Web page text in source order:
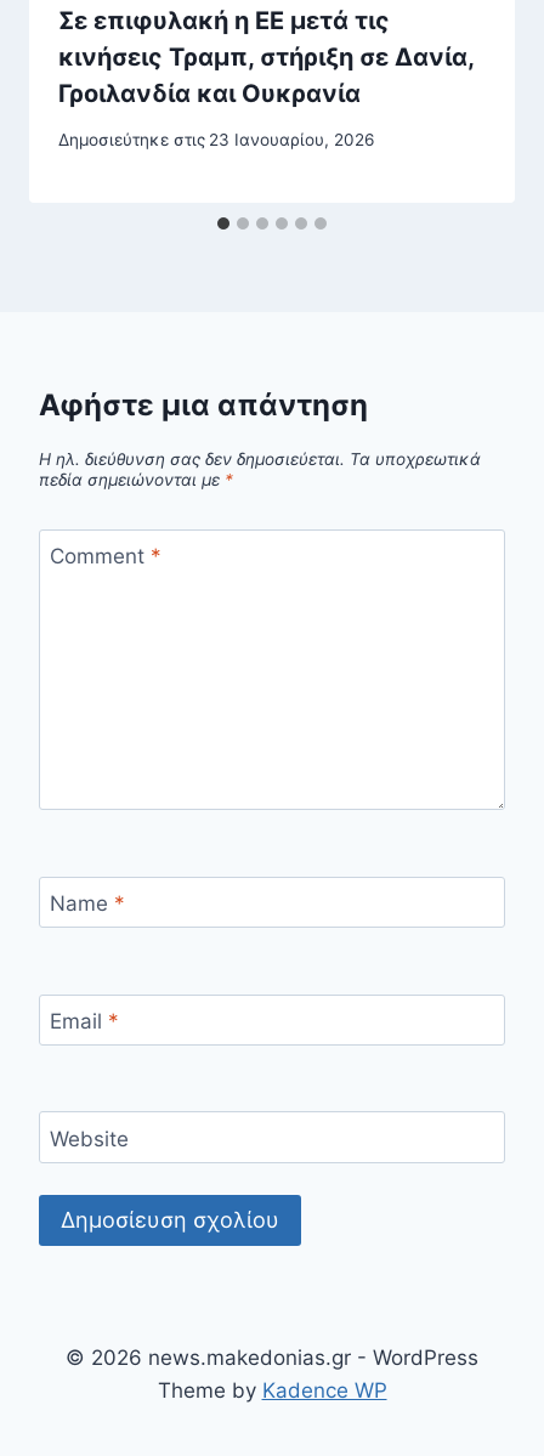
Σε επιφυλακή η ΕΕ μετά τις
κινήσεις Τραμπ, στήριξη σε Δανία,
Γροιλανδία και Ουκρανία
Δημοσιεύτηκε στις 23 Ιανουαρίου, 2026
Αφήστε μια απάντηση
Η ηλ. διεύθυνση σας δεν δημοσιεύεται. Τα υποχρεωτικά
πεδία σημειώνονται με *
Comment *
Name *
Email *
Website
© 2026 news.makedonias.gr - WordPress
Theme by Kadence WP